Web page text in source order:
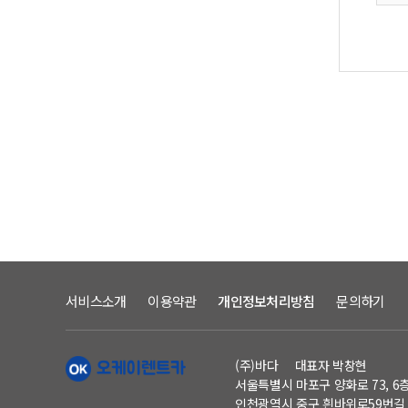
사
개
–
회
나.
서비스소개 이용약관 개인정보처리방침 문의하기
(주)바다 대표자 박창현
서울특별시 마포구 양화로 73, 6
인천광역시 중구 흰바위로59번